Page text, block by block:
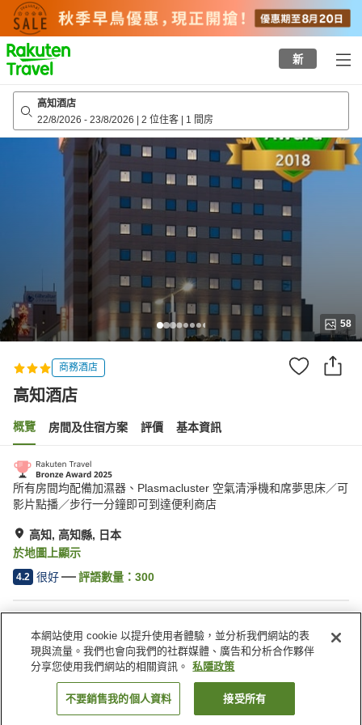
to
top
page
新
高知酒店
22/8/2026 - 23/8/2026 | 2 位住客 | 1 間房
58
商務酒店
高知酒店
概覽 房間及住宿方案 評價 基本資訊
所有房間均配備加濕器、Plasmacluster 空氣清淨機和席夢思床／可
影片點播／步行一分鐘即可到達便利商店
高知, 高知縣, 日本
於地圖上顯示
4.2 很好 評語數量： 300
停車場
水療/美容院
自動販賣機
收費洗衣房
日本 高知縣 高知 高知酒店
找客房
本網站使用 cookie 以提升使用者體驗，並分析我們網站的表
現與流量。我們也會向我們的社群媒體、廣告和分析合作夥伴
分享您使用我們網站的相關資訊。
私隱政策
不要銷售我的個人資料 接受所有